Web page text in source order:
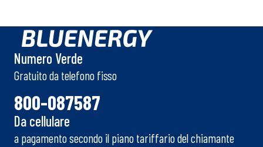
Numero Verde
Gratuito da telefono fisso
800-087587
Da cellulare
a pagamento secondo il piano tariffario del chiamante